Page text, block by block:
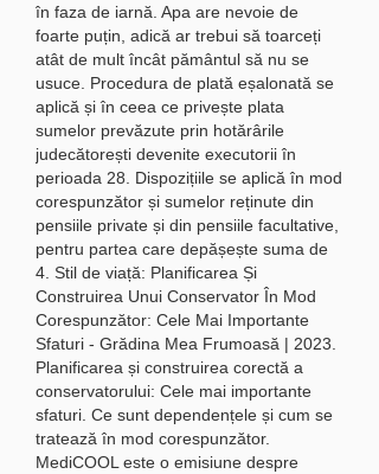
în faza de iarnă. Apa are nevoie de
foarte puțin, adică ar trebui să toarceți
atât de mult încât pământul să nu se
usuce. Procedura de plată eșalonată se
aplică și în ceea ce privește plata
sumelor prevăzute prin hotărârile
judecătorești devenite executorii în
perioada 28. Dispozițiile se aplică în mod
corespunzător și sumelor reținute din
pensiile private și din pensiile facultative,
pentru partea care depășește suma de
4. Stil de viață: Planificarea Și
Construirea Unui Conservator În Mod
Corespunzător: Cele Mai Importante
Sfaturi - Grădina Mea Frumoasă | 2023.
Planificarea și construirea corectă a
conservatorului: Cele mai importante
sfaturi. Ce sunt dependențele și cum se
tratează în mod corespunzător.
MediCOOL este o emisiune despre